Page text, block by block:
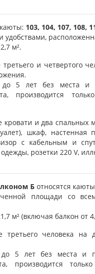
103, 104, 107, 108,
удобствами,
м².
и четвертого
до 5 лет без места и
производится
кровати и два спальных
шкаф, настенная
с кабельным и
одежды, розетки 220 V,
Б относятся
площади со
м² (включая балкон от
третьего человека на
5 лет без места и
производится